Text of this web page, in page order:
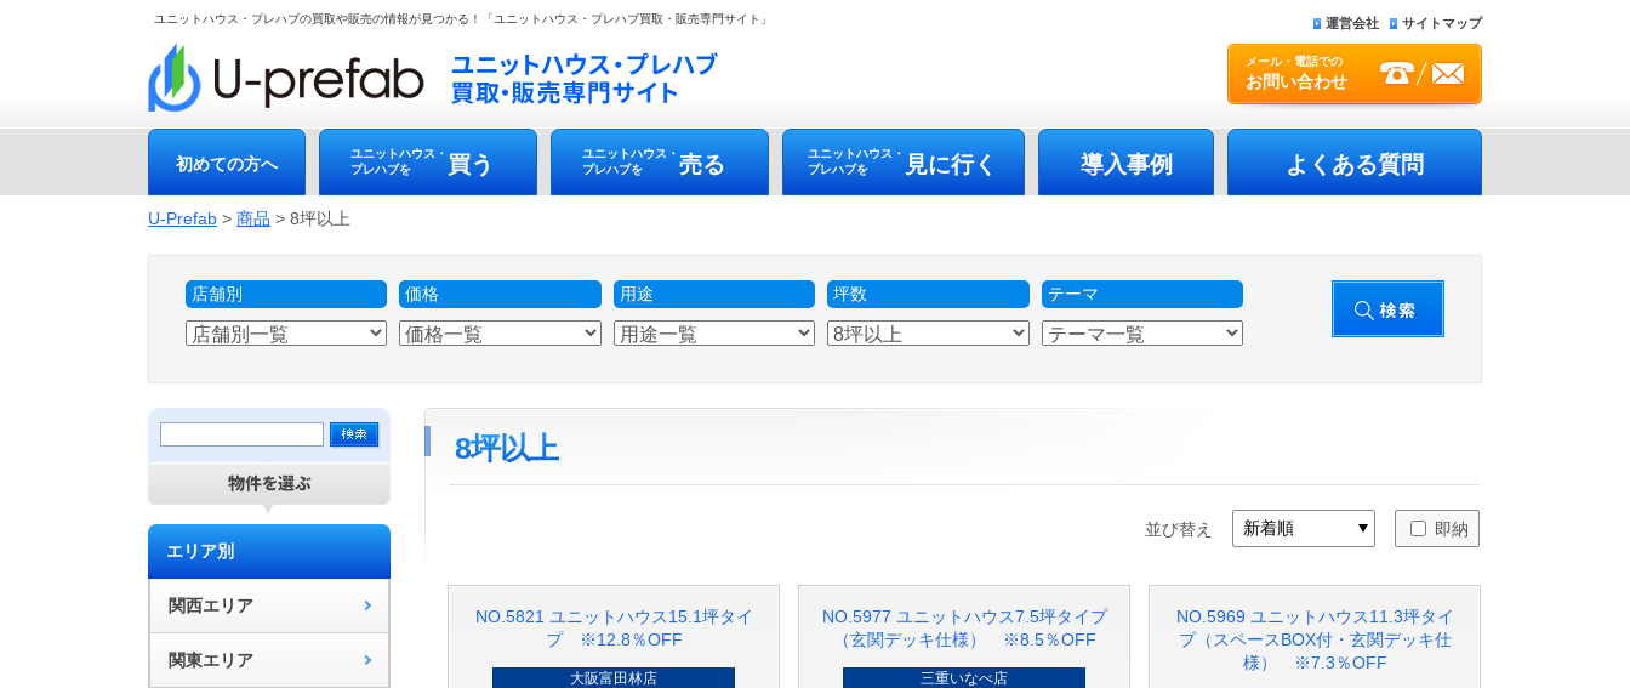
ユニットハウス・プレハブの買取や販売の情報が見つかる！「ユニットハウス・プレハブ買取・販売専門サイト」
メール・電話での
お問い合わせ
運営会社 サイトマップ
初めての方へ
ユニットハウス・
プレハブを
買う
ユニットハウス・
プレハブを
売る
ユニットハウス・
プレハブを
見に行く 導入事例 よくある質問
U-Prefab > 商品 > 8坪以上
店舗別 価格 用途 坪数 テーマ
エリア別
関西エリア
関東エリア
8坪以上
並び替え 即納
NO.5821 ユニットハウス15.1坪タイ
プ ※12.8％OFF
大阪富田林店
NO.5977 ユニットハウス7.5坪タイプ
（玄関デッキ仕様） ※8.5％OFF
三重いなべ店
NO.5969 ユニットハウス11.3坪タイ
プ（スペースBOX付・玄関デッキ仕
様） ※7.3％OFF